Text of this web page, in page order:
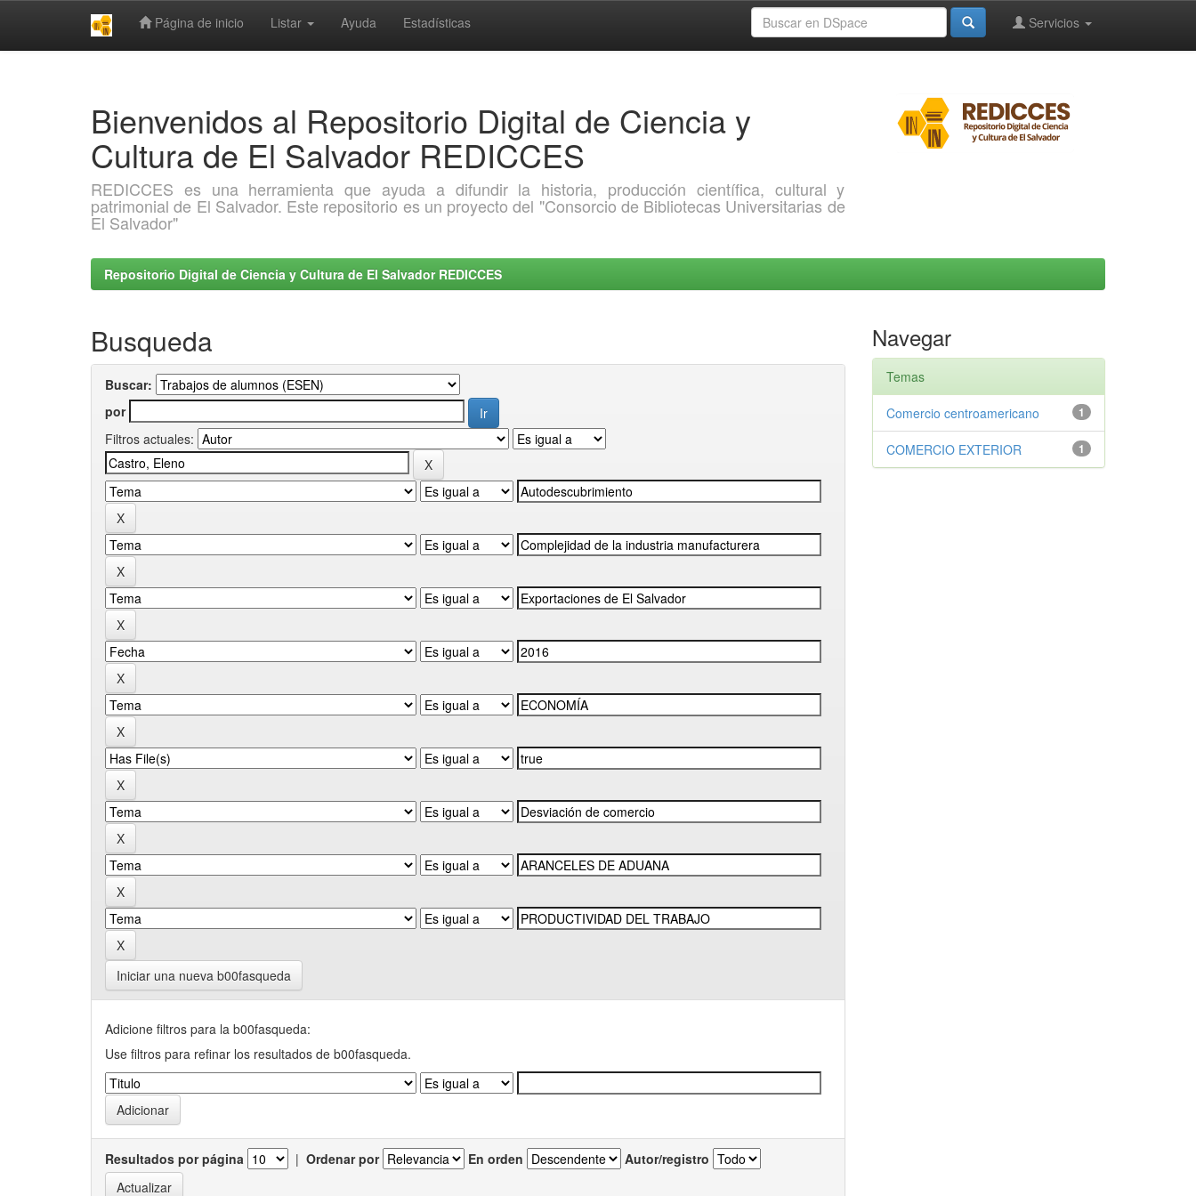
Página de inicio Listar Ayuda Estadísticas Servicios
Bienvenidos al Repositorio Digital de Ciencia y
Cultura de El Salvador REDICCES
REDICCES es una herramienta que ayuda a difundir la historia, producción científica, cultural y
patrimonial de El Salvador. Este repositorio es un proyecto del "Consorcio de Bibliotecas Universitarias de
El Salvador"
Repositorio Digital de Ciencia y Cultura de El Salvador REDICCES
Busqueda
Buscar:
por
Filtros actuales:
Iniciar una nueva b00fasqueda
Adicione filtros para la b00fasqueda:
Use filtros para refinar los resultados de b00fasqueda.
Resultados por página | Ordenar por En orden Autor/registro
Navegar
Temas
1
Comercio centroamericano
1
COMERCIO EXTERIOR